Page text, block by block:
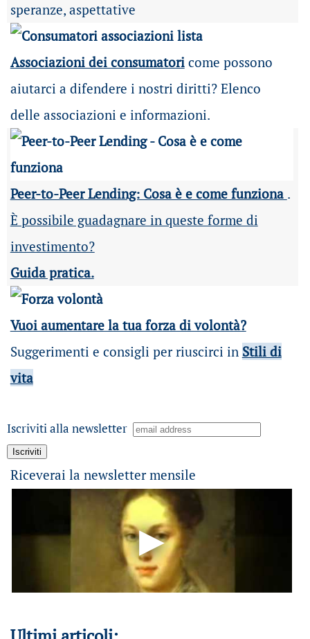
speranze, aspettative
Associazioni dei consumatoricome possono
aiutarci a difendere i nostri diritti? Elenco
delle associazioni e informazioni.
Peer-to-Peer Lending: Cosa è e come funziona .
È possibile guadagnare in queste forme di
investimento?
Guida pratica.
Vuoi aumentare la tua forza di volontà?
Suggerimenti e consigli per riuscirci in Stili di
vita
Iscriviti alla newsletter
Riceverai la newsletter mensile